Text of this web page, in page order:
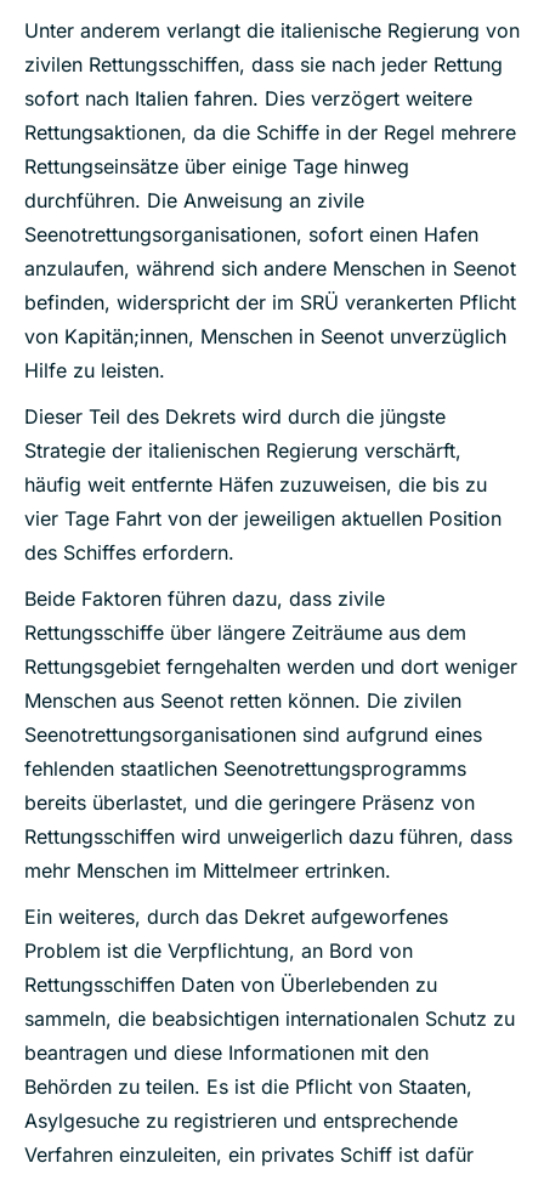
Unter anderem verlangt die italienische Regierung von
zivilen Rettungsschiffen, dass sie nach jeder Rettung
sofort nach Italien fahren. Dies verzögert weitere
Rettungsaktionen, da die Schiffe in der Regel mehrere
Rettungseinsätze über einige Tage hinweg
durchführen. Die Anweisung an zivile
Seenotrettungsorganisationen, sofort einen Hafen
anzulaufen, während sich andere Menschen in Seenot
befinden, widerspricht der im SRÜ verankerten Pflicht
von Kapitän;innen, Menschen in Seenot unverzüglich
Hilfe zu leisten.
Dieser Teil des Dekrets wird durch die jüngste
Strategie der italienischen Regierung verschärft,
häufig weit entfernte Häfen zuzuweisen, die bis zu
vier Tage Fahrt von der jeweiligen aktuellen Position
des Schiffes erfordern.
Beide Faktoren führen dazu, dass zivile
Rettungsschiffe über längere Zeiträume aus dem
Rettungsgebiet ferngehalten werden und dort weniger
Menschen aus Seenot retten können. Die zivilen
Seenotrettungsorganisationen sind aufgrund eines
fehlenden staatlichen Seenotrettungsprogramms
bereits überlastet, und die geringere Präsenz von
Rettungsschiffen wird unweigerlich dazu führen, dass
mehr Menschen im Mittelmeer ertrinken.
Ein weiteres, durch das Dekret aufgeworfenes
Problem ist die Verpflichtung, an Bord von
Rettungsschiffen Daten von Überlebenden zu
sammeln, die beabsichtigen internationalen Schutz zu
beantragen und diese Informationen mit den
Behörden zu teilen. Es ist die Pflicht von Staaten,
Asylgesuche zu registrieren und entsprechende
Verfahren einzuleiten, ein privates Schiff ist dafür